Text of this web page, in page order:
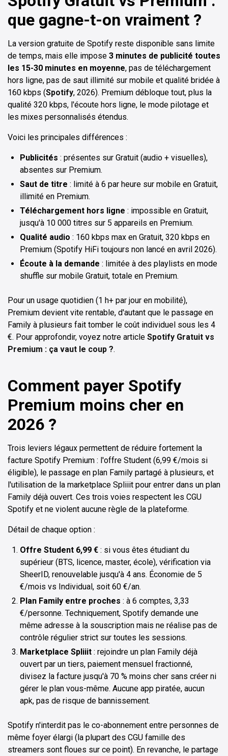
que gagne-t-on vraiment ?
La version gratuite de Spotify reste disponible sans limite
de temps, mais elle impose 3 minutes de publicité toutes
les 15-30 minutes en moyenne, pas de téléchargement
hors ligne, pas de saut illimité sur mobile et qualité bridée à
160 kbps (Spotify, 2026). Premium débloque tout, plus la
qualité 320 kbps, l'écoute hors ligne, le mode pilotage et
les mixes personnalisés étendus.
Voici les principales différences :
Publicités : présentes sur Gratuit (audio + visuelles),
absentes sur Premium.
Saut de titre : limité à 6 par heure sur mobile en Gratuit,
illimité en Premium.
Téléchargement hors ligne : impossible en Gratuit,
jusqu'à 10 000 titres sur 5 appareils en Premium.
Qualité audio : 160 kbps max en Gratuit, 320 kbps en
Premium (Spotify HiFi toujours non lancé en avril 2026).
Écoute à la demande : limitée à des playlists en mode
shuffle sur mobile Gratuit, totale en Premium.
Pour un usage quotidien (1 h+ par jour en mobilité),
Premium devient vite rentable, d'autant que le passage en
Family à plusieurs fait tomber le coût individuel sous les 4
€. Pour approfondir, voyez notre article Spotify Gratuit vs
Premium : ça vaut le coup ?.
Comment payer Spotify
Premium moins cher en
2026 ?
Trois leviers légaux permettent de réduire fortement la
facture Spotify Premium : l'offre Student (6,99 €/mois si
éligible), le passage en plan Family partagé à plusieurs, et
l'utilisation de la marketplace Spliiit pour entrer dans un plan
Family déjà ouvert. Ces trois voies respectent les CGU
Spotify et ne violent aucune règle de la plateforme.
Détail de chaque option :
Offre Student 6,99 € : si vous êtes étudiant du
supérieur (BTS, licence, master, école), vérification via
SheerID, renouvelable jusqu'à 4 ans. Économie de 5
€/mois vs Individual, soit 60 €/an.
Plan Family entre proches : à 6 comptes, 3,33
€/personne. Techniquement, Spotify demande une
même adresse à la souscription mais ne réalise pas de
contrôle régulier strict sur toutes les sessions.
Marketplace Spliiit : rejoindre un plan Family déjà
ouvert par un tiers, paiement mensuel fractionné,
divisez la facture jusqu'à 70 % moins cher sans créer ni
gérer le plan vous-même. Aucune app piratée, aucun
apk, pas de risque de bannissement.
Spotify n'interdit pas le co-abonnement entre personnes de
même foyer élargi (la plupart des CGU famille des
streamers sont floues sur ce point). En revanche, le partage